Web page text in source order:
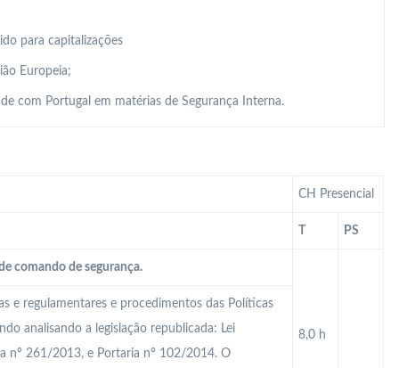
para capitalizações
Europeia;
com Portugal em matérias de Segurança Interna.
CH Presencial
PS
comando de segurança.
8,0 h
e regulamentares e procedimentos das Políticas
analisando a legislação republicada: Lei
nº 261/2013, e Portaria nº 102/2014. O